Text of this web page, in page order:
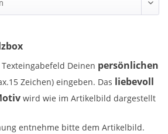
Deinen persönlichen
Zeichen) eingeben. Das liebevoll
wird wie im Artikelbild dargestellt
entnehme bitte dem Artikelbild.